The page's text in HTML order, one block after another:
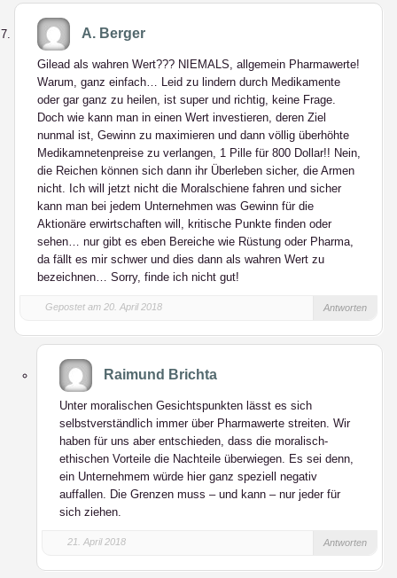
A. Berger
Gilead als wahren Wert??? NIEMALS, allgemein Pharmawerte!
Warum, ganz einfach… Leid zu lindern durch Medikamente
oder gar ganz zu heilen, ist super und richtig, keine Frage.
Doch wie kann man in einen Wert investieren, deren Ziel
nunmal ist, Gewinn zu maximieren und dann völlig überhöhte
Medikamnetenpreise zu verlangen, 1 Pille für 800 Dollar!! Nein,
die Reichen können sich dann ihr Überleben sicher, die Armen
nicht. Ich will jetzt nicht die Moralschiene fahren und sicher
kann man bei jedem Unternehmen was Gewinn für die
Aktionäre erwirtschaften will, kritische Punkte finden oder
sehen… nur gibt es eben Bereiche wie Rüstung oder Pharma,
da fällt es mir schwer und dies dann als wahren Wert zu
bezeichnen… Sorry, finde ich nicht gut!
Gepostet am 20. April 2018 Antworten
Raimund Brichta
Unter moralischen Gesichtspunkten lässt es sich
selbstverständlich immer über Pharmawerte streiten. Wir
haben für uns aber entschieden, dass die moralisch-
ethischen Vorteile die Nachteile überwiegen. Es sei denn,
ein Unternehmem würde hier ganz speziell negativ
auffallen. Die Grenzen muss – und kann – nur jeder für
sich ziehen.
21. April 2018 Antworten